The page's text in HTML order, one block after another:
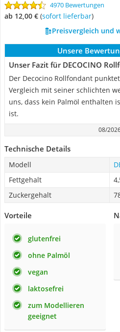
4970 Bewertungen
ab 12,00 € ( Sofort lieferbar)
Preisvergleich und
Unsere
Unser Fazit für DECOCINO
Der Decocino Rollfondant
Vergleich mit seiner schlichten
uns, dass kein Palmöl enthalten
ist.
08/
Technische Details
Modell
Fettgehalt
Zuckergehalt
Vorteile
glutenfrei
ohne Palmöl
vegan
laktosefrei
zum Modellieren
geeignet